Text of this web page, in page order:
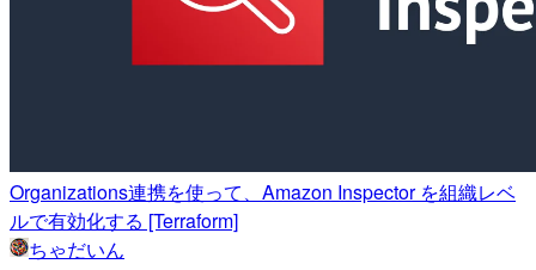
Organizations連携を使って、Amazon Inspector を組織レベ
ルで有効化する [Terraform]
ちゃだいん